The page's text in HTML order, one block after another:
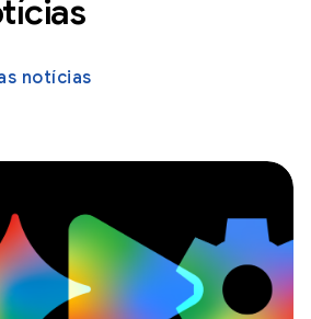
notícias